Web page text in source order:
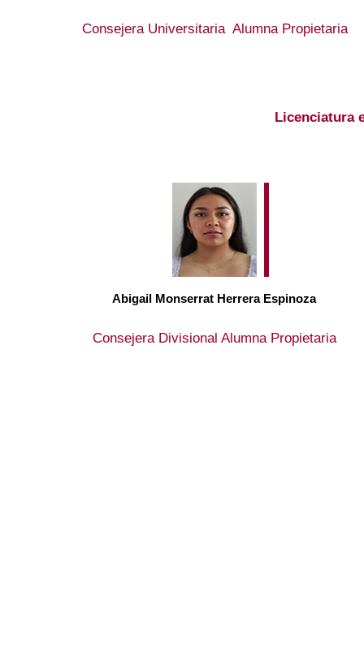
Consejera Universitaria Alumna Propietaria
Licenciatura
Abigail Monserrat Herrera Espinoza
Consejera Divisional Alumna Propietaria